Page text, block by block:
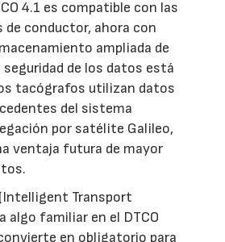
4.1 es compatible con las
conductor, ahora con
ampliada de
seguridad de los datos está
tacógrafos utilizan datos
del sistema
por satélite Galileo,
ventaja futura de mayor
Transport
algo familiar en el DTCO
en obligatorio para